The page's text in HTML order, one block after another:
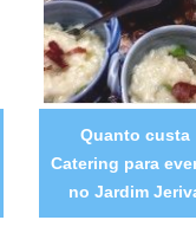
Quanto custa
Catering para
no Jardim